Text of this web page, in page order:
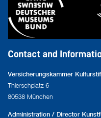
Contact and
Versicherungskammer
Thierschplatz 6
80538 München
Administration / Director